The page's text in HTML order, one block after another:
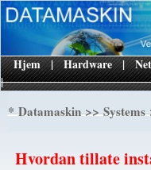
|
Hjem | Hardware |
*Datamaskin>>Systems
Hvordan tillate